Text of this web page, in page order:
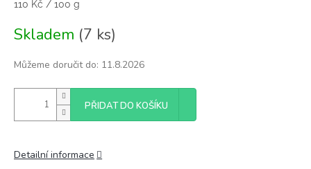
Měrná
110 Kč / 100 g
Skladem (7 ks)
Můžeme doručit do: 11.8.2026
PŘIDAT DO KOŠÍKU
Detailní informace